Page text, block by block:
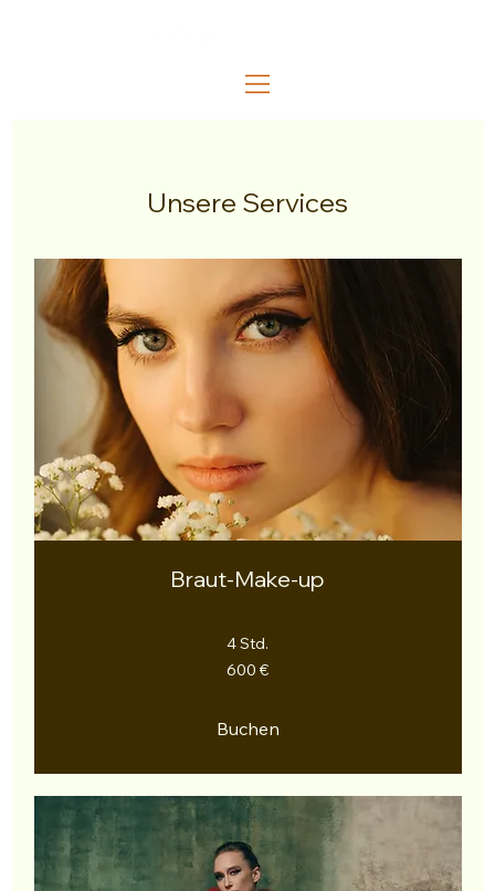
Unsere Services
Braut-Make-up
4 Std.
600 €
Buchen